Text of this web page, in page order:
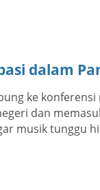
dalam
ke
dan
musik tunggu